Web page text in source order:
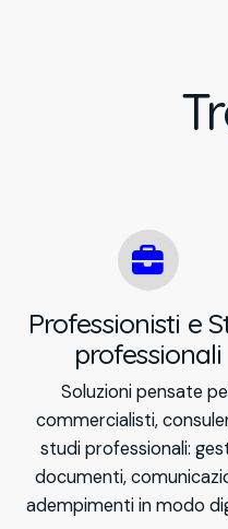
Professionisti e
professionali
Soluzioni pensate
commercialisti,
studi professionali:
documenti,
adempimenti in modo